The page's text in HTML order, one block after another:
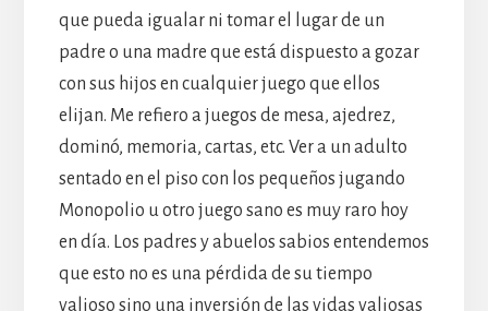
que pueda igualar ni tomar el lugar de un
padre o una madre que está dispuesto a gozar
con sus hijos en cualquier juego que ellos
elijan. Me refiero a juegos de mesa, ajedrez,
dominó, memoria, cartas, etc. Ver a un adulto
sentado en el piso con los pequeños jugando
Monopolio u otro juego sano es muy raro hoy
en día. Los padres y abuelos sabios entendemos
que esto no es una pérdida de su tiempo
valioso sino una inversión de las vidas valiosas